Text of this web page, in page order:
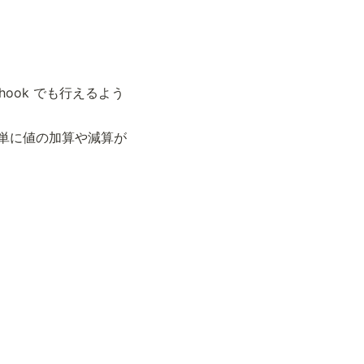
でも行えるよう
に値の加算や減算が